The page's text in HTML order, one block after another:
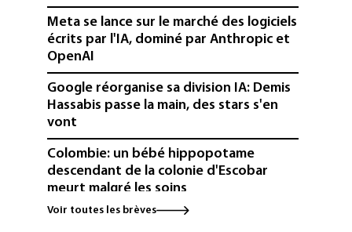
Meta se lance sur le marché des logiciels
écrits par l'IA, dominé par Anthropic et
OpenAI
Google réorganise sa division IA: Demis
Hassabis passe la main, des stars s'en
vont
Colombie: un bébé hippopotame
descendant de la colonie d'Escobar
meurt malgré les soins
Voir toutes les brèves